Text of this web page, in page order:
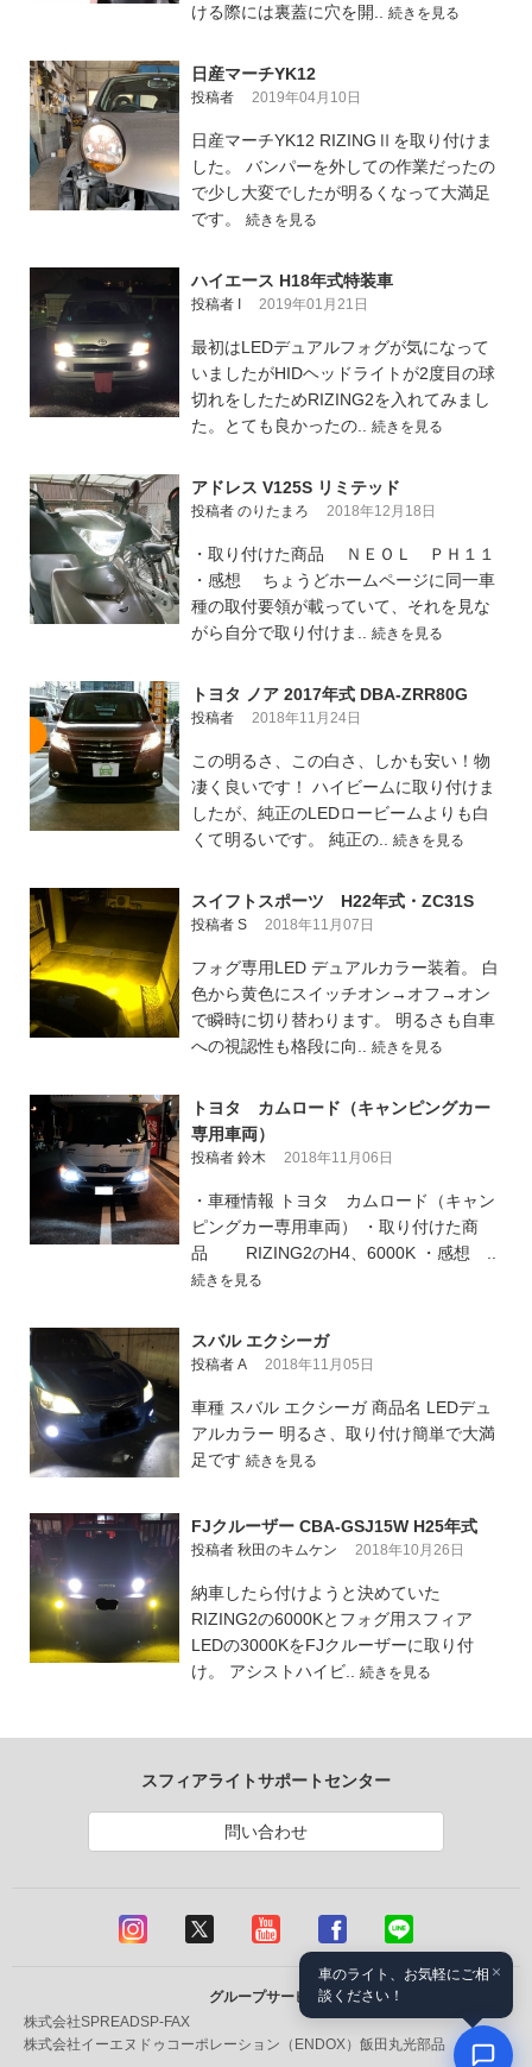
ける際には裏蓋に穴を開.. 続きを見る
日産マーチYK12
投稿者 2019年04月10日
日産マーチYK12 RIZINGⅡを取り付けま
した。 バンパーを外しての作業だったの
で少し大変でしたが明るくなって大満足
です。 続きを見る
ハイエース H18年式特装車
投稿者 I 2019年01月21日
最初はLEDデュアルフォグが気になって
いましたがHIDヘッドライトが2度目の球
切れをしたためRIZING2を入れてみまし
た。とても良かったの.. 続きを見る
アドレス V125S リミテッド
投稿者 のりたまろ 2018年12月18日
・取り付けた商品 ＮＥＯＬ ＰＨ１１
・感想 ちょうどホームページに同一車
種の取付要領が載っていて、それを見な
がら自分で取り付けま.. 続きを見る
トヨタ ノア 2017年式 DBA-ZRR80G
投稿者 2018年11月24日
この明るさ、この白さ、しかも安い！物
凄く良いです！ ハイビームに取り付けま
したが、純正のLEDロービームよりも白
くて明るいです。 純正の.. 続きを見る
スイフトスポーツ H22年式・ZC31S
投稿者 S 2018年11月07日
フォグ専用LED デュアルカラー装着。 白
色から黄色にスイッチオン→オフ→オン
で瞬時に切り替わります。 明るさも自車
への視認性も格段に向.. 続きを見る
トヨタ カムロード（キャンピングカー
専用車両）
投稿者 鈴木 2018年11月06日
・車種情報 トヨタ カムロード（キャン
ピングカー専用車両） ・取り付けた商
品 RIZING2のH4、6000K ・感想 ..
続きを見る
スバル エクシーガ
投稿者 A 2018年11月05日
車種 スバル エクシーガ 商品名 LEDデュ
アルカラー 明るさ、取り付け簡単で大満
足です 続きを見る
FJクルーザー CBA-GSJ15W H25年式
投稿者 秋田のキムケン 2018年10月26日
納車したら付けようと決めていた
RIZING2の6000Kとフォグ用スフィア
LEDの3000KをFJクルーザーに取り付
け。 アシストハイビ.. 続きを見る
スフィアライトサポートセンター
問い合わせ
グループサービス
株式会社SPREADSP-FAX
株式会社イーエヌドゥコーポレーション（ENDOX） 飯田丸光部品
×
車のライト、お気軽にご相
談ください！